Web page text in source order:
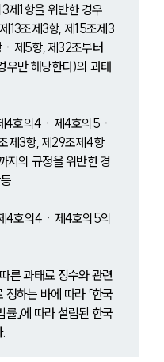
제1항을 위반한 경우
13조제3항, 제15조제3
제5항, 제32조부터
우만 해당한다)의 과태
4호의4ㆍ제4호의5ㆍ
제3항, 제29조제4항
지의 규정을 위반한 경
4호의4ㆍ제4호의5의
른 과태료 징수와 관련
하는 바에 따라 「한국
」에 따라 설립된 한국